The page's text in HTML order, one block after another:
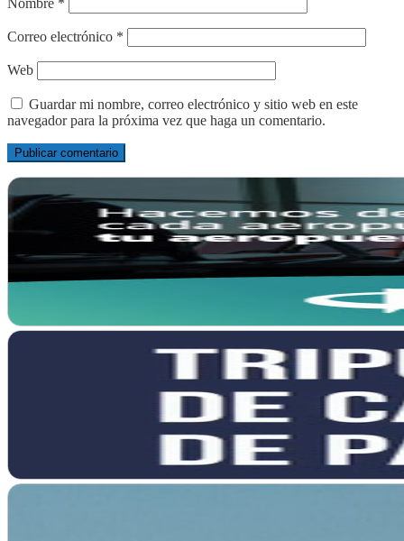
Correo electrónico *
Web
Guardar mi nombre, correo electrónico y sitio web en este
navegador para la próxima vez que haga un comentario.